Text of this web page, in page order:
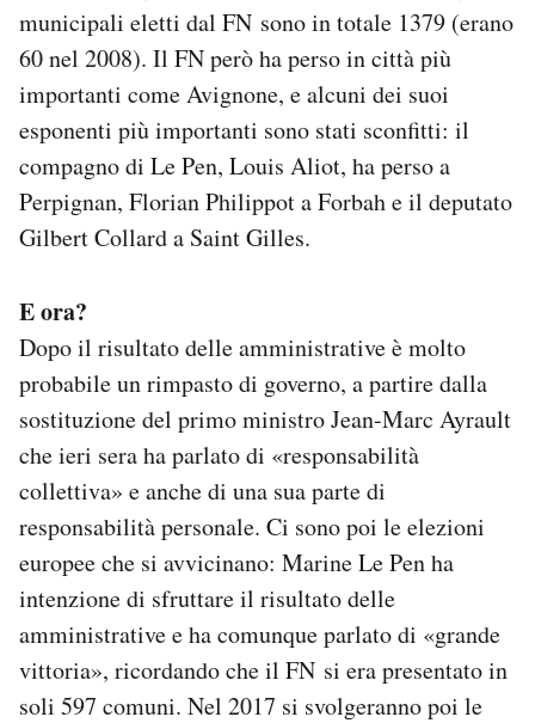
municipali eletti dal FN sono in totale 1379 (erano
60 nel 2008). Il FN però ha perso in città più
importanti come Avignone, e alcuni dei suoi
esponenti più importanti sono stati sconfitti: il
compagno di Le Pen, Louis Aliot, ha perso a
Perpignan, Florian Philippot a Forbah e il deputato
Gilbert Collard a Saint Gilles.
E ora?
Dopo il risultato delle amministrative è molto
probabile un rimpasto di governo, a partire dalla
sostituzione del primo ministro Jean-Marc Ayrault
che ieri sera ha parlato di «responsabilità
collettiva» e anche di una sua parte di
responsabilità personale. Ci sono poi le elezioni
europee che si avvicinano: Marine Le Pen ha
intenzione di sfruttare il risultato delle
amministrative e ha comunque parlato di «grande
vittoria», ricordando che il FN si era presentato in
soli 597 comuni. Nel 2017 si svolgeranno poi le